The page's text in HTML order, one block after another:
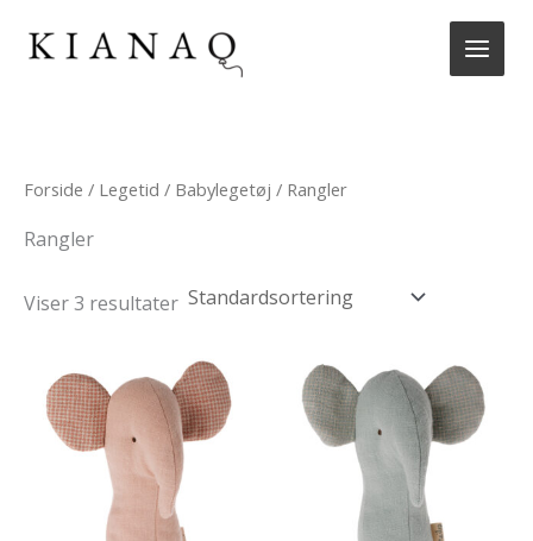
Forside / Legetid / Babylegetøj / Rangler
Rangler
Viser 3 resultater